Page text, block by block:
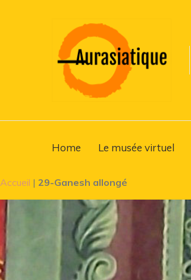
Home Le musée virtuel
Accueil | 29-Ganesh allongé